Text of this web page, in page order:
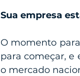
Sua empresa
O momento
para começar, e
o mercado